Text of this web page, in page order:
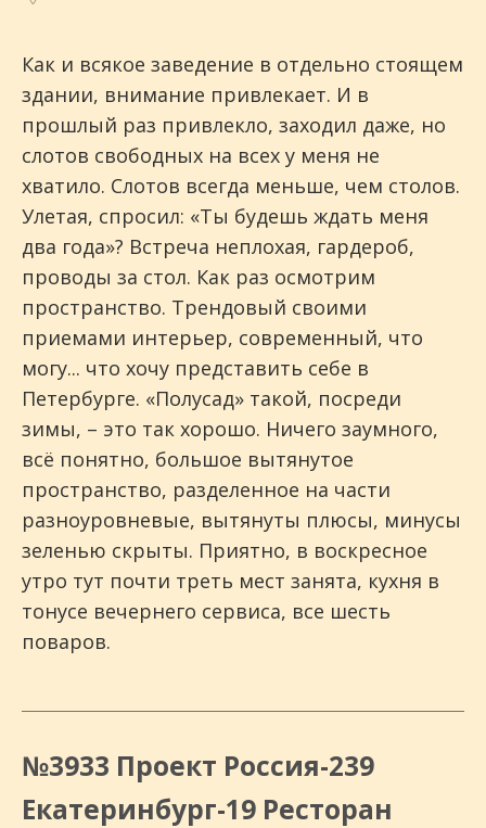
Как и всякое заведение в отдельно стоящем
здании, внимание привлекает. И в
прошлый раз привлекло, заходил даже, но
слотов свободных на всех у меня не
хватило. Слотов всегда меньше, чем столов.
Улетая, спросил: «Ты будешь ждать меня
два года»? Встреча неплохая, гардероб,
проводы за стол. Как раз осмотрим
пространство. Трендовый своими
приемами интерьер, современный, что
могу... что хочу представить себе в
Петербурге. «Полусад» такой, посреди
зимы, – это так хорошо. Ничего заумного,
всё понятно, большое вытянутое
пространство, разделенное на части
разноуровневые, вытянуты плюсы, минусы
зеленью скрыты. Приятно, в воскресное
утро тут почти треть мест занята, кухня в
тонусе вечернего сервиса, все шесть
поваров.
№3933 Проект Россия-239
Екатеринбург-19 Ресторан